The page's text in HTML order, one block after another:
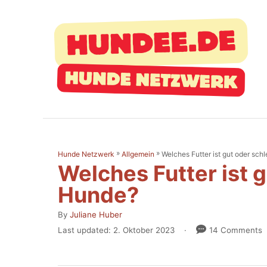
Hunde Netzwerk » Allgemein » Welches Futter ist gut oder
Welches Futter ist
Hunde?
By A
u
o
Juliane Huber
PLast updated: 2. Oktober 2023 14 Comments